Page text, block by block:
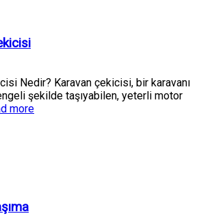
Nedir? Karavan çekicisi, bir karavanı
şekilde taşıyabilen, yeterli motor
more